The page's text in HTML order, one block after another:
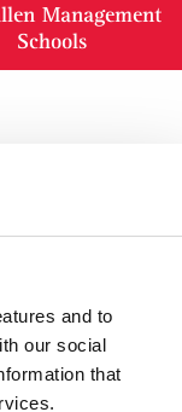
and to
our social
that
Management
Schools
in
Einladung der St.
Kupfer-